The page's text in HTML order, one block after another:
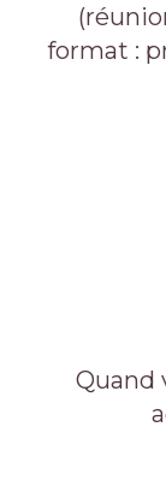
format :
Quand